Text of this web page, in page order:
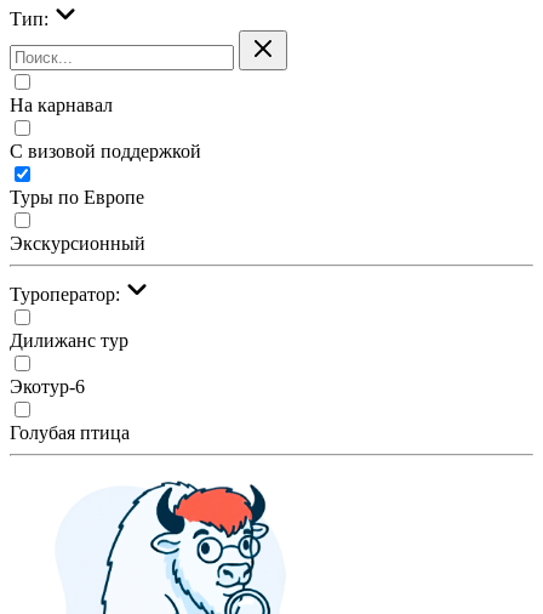
Тип:
На карнавал
С визовой поддержкой
Туры по Европе
Экскурсионный
Туроператор:
Дилижанс тур
Экотур-6
Голубая птица